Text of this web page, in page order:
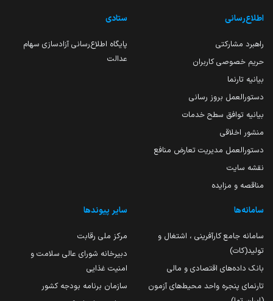
اطلاع‌رسانی
راهبرد مشارکتی
حریم خصوصی کاربران
بیانیه تارنما
دستورالعمل بروز رسانی
بیانیه توافق سطح خدمات
منشور اخلاقی
دستورالعمل مدیریت تعارض منافع
نقشه سایت
مناقصه و مزایده
ستادی
پایگاه اطلاع‌رسانی آزادسازی سهام
عدالت
سامانه‌ها
سامانه جامع کارآفرینی ، اشتغال و
تولید(کات)
بانک داده‌های اقتصادی و مالی
تارنمای پنجره واحد محیط‌های آزمون
سایر پیوندها
مرکز ملی رقابت
دبیرخانه شورای عالی سلامت و
امنیت غذایی
سازمان برنامه بودجه کشور